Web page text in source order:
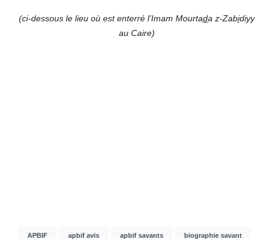
(ci-dessous le lieu où est enterré l’Imam Mourtada z-Zabidiyy
au Caire)
APBIF apbif avis apbif savants biographie savant